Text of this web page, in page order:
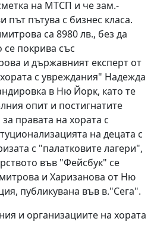
на МТСП и че зам.-
път пътува с бизнес класа.
са 8980 лв., без да
се покрива със
и държавният експерт от
с увреждания" Надежда
в Ню Йорк, като те
опит и постигнатите
правата на хората с
на децата с
с "палатковите лагери",
във "Фейсбук" се
и Харизанова от Ню
публикувана във в."Сега".
и организациите на хората